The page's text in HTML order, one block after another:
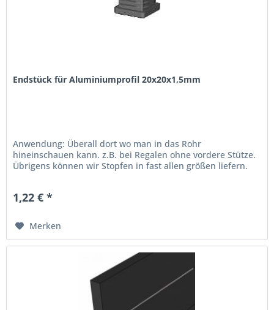
Endstück für Aluminiumprofil 20x20x1,5mm
Anwendung: Überall dort wo man in das Rohr
hineinschauen kann. z.B. bei Regalen ohne vordere Stütze.
Übrigens können wir Stopfen in fast allen größen liefern.
1,22 € *
Merken